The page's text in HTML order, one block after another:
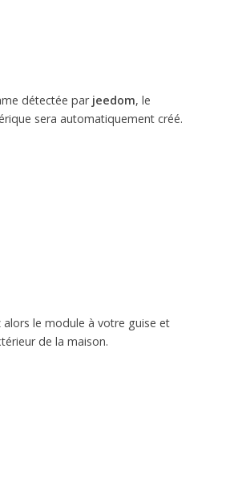
détectée par jeedom, le
sera automatiquement créé.
alors le module à votre guise et
de la maison.